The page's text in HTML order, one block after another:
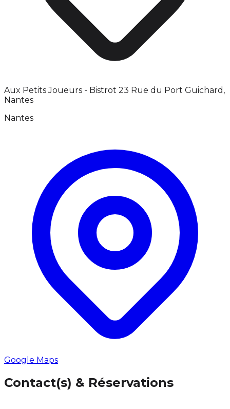
Aux Petits Joueurs - Bistrot 23 Rue du Port Guichard,
Nantes
Nantes
Google Maps
Contact(s) & Réservations